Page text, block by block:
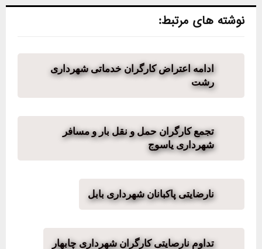
نوشته های مرتبط:
ادامه اعتراض کارگران خدماتی شهرداری
رشت
تجمع کارگران حمل و نقل بار و مسافر
شهرداری یاسوج
نارضایتی پاکبانان شهرداری بابل
تداوم نارصایتی کارگران شهرداری چابهار